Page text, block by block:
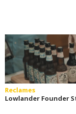
Reclames
Lowlander Founder